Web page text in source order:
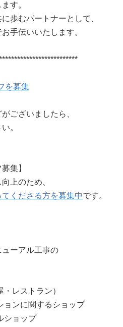
す。
歩むパートナーとして、
手伝いいたします。
を募集
ございましたら、
。
集】
上のため、
くださる方を募集中です。
ーアル工事の
レストラン）
ンに関するショップ
ショップ